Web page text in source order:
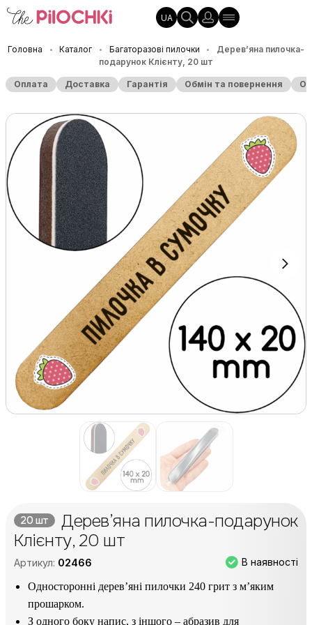
UA
Головна • Каталог • Багаторазові пилочки •
Дерев’яна пилочка-
подарунок Клієнту, 20 шт
Оплата Доставка Гарантія Обмін та повернення
20 шт
Дерев’яна пилочка-подарунок
Клієнту, 20 шт
Артикул: 02466 В наявності
Односторонні дерев’яні пилочки 240 грит з м’яким
прошарком.
З одного боку напис, з іншого – абразив для